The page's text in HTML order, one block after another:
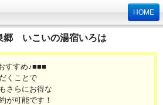
HOME
郷 いこいの湯宿いろは
すすめ♪■■■
くことで
さらにお得な
が可能です！